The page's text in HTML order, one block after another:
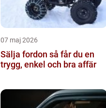
07 maj 2026
Sälja fordon så får du en
trygg, enkel och bra affär